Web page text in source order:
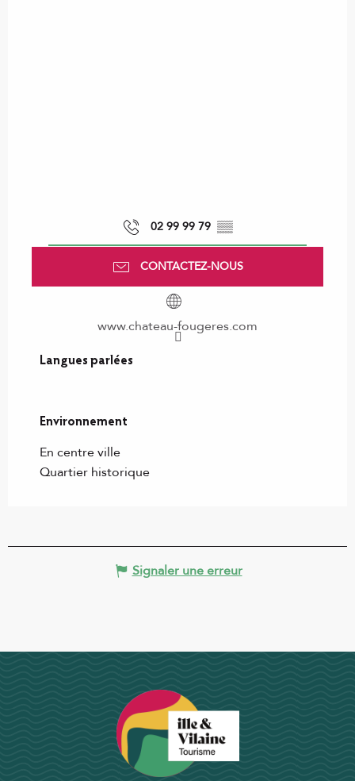
02 99 99 79 ▒▒
CONTACTEZ-NOUS
www.chateau-fougeres.com
Langues parlées
Langues parlées
Environnement
Environnement
En centre ville
Quartier historique
Signaler une erreur